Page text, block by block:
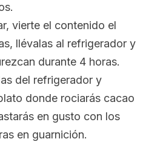
vierte el contenido el
llévalas al refrigerador y
durante 4 horas.
del refrigerador y
donde rociarás cacao
en gusto con los
en guarnición.